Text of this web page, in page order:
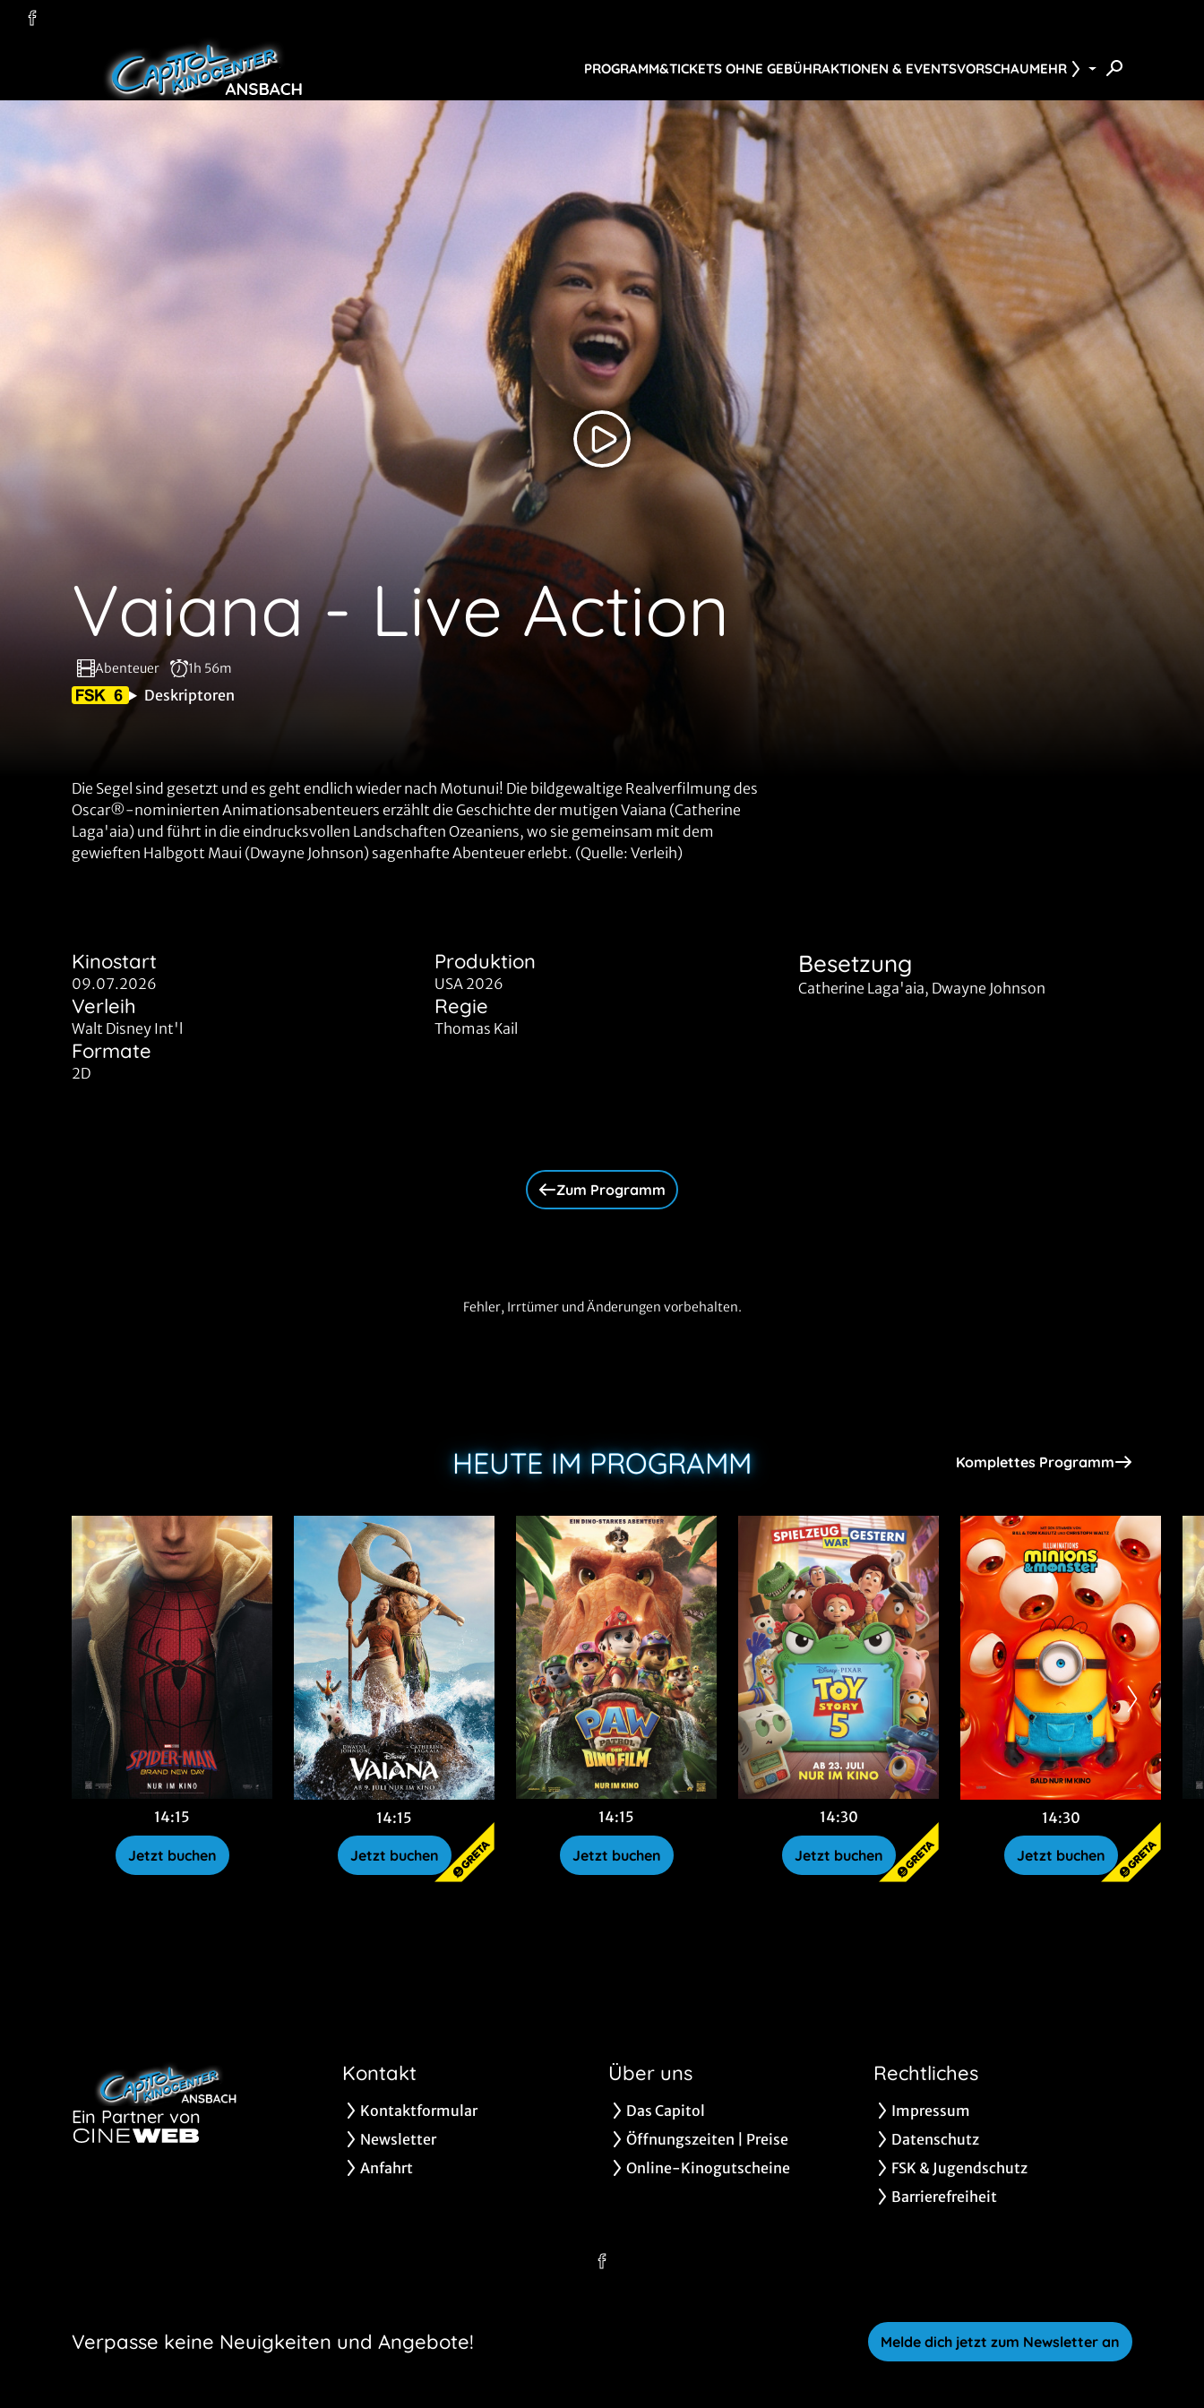
PROGRAMM&TICKETS OHNE GEBÜHRAKTIONEN & EVENTSVORSCHAUMEHR
Vaiana - Live Action
Abenteuer 1h 56m
Deskriptoren
Die Segel sind gesetzt und es geht endlich wieder nach Motunui! Die bildgewaltige Realverfilmung des
Oscar®-nominierten Animationsabenteuers erzählt die Geschichte der mutigen Vaiana (Catherine
Laga'aia) und führt in die eindrucksvollen Landschaften Ozeaniens, wo sie gemeinsam mit dem
gewieften Halbgott Maui (Dwayne Johnson) sagenhafte Abenteuer erlebt. (Quelle: Verleih)
Kinostart
09.07.2026
Produktion
USA 2026
Verleih
Walt Disney Int'l
Regie
Thomas Kail
Formate
2D
Besetzung
Catherine Laga'aia, Dwayne Johnson
Zum Programm
Fehler, Irrtümer und Änderungen vorbehalten.
HEUTE IM PROGRAMM
14:15
Jetzt buchen
14:15
Jetzt buchen
14:15
Jetzt buchen
14:30
Jetzt buchen
14:30
Jetzt buchen
Komplettes Programm
Ein Partner von
Kontakt
Kontaktformular
Newsletter
Anfahrt
Über uns
Das Capitol
Öffnungszeiten | Preise
Online-Kinogutscheine
Rechtliches
Impressum
Datenschutz
FSK & Jugendschutz
Barrierefreiheit
Verpasse keine Neuigkeiten und Angebote! Melde dich jetzt zum Newsletter an